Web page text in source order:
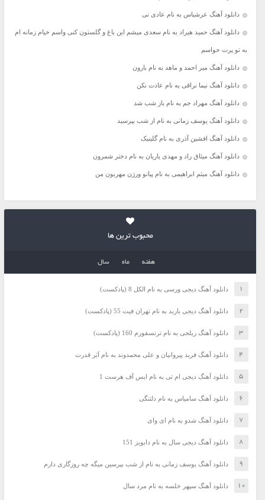
دانلود آهنگ عرشیاس به نام عادی نی
دانلود آهنگ حمید هیراد به نام سعدی میشم این باغ و گلستون کنی واسم خیام زمانه ام
به تو پرت حواسم
دانلود آهنگ میر احمد و ماهد به نام بارون
دانلود آهنگ نیما نراقی به نام عادت نکن
دانلود آهنگ مهراد جم به نام باز شب شد
دانلود آهنگ یوسف زمانی به نام از شب بپرسید
دانلود آهنگ افشین آذری به نام گلینیک
دانلود آهنگ میثاق راد و مهدی یاریان به نام دختر شمرون
دانلود آهنگ میثم ابراهیمی به نام پیانو ورژن مهربون من
محبوب ترین ها
هفته ماه سال
دانلود آهنگ دیجی ورسی به نام الکل 8 (پادکست)
دانلود آهنگ دیجی باربد به نام تهران فیت 55 (پادکست)
دانلود آهنگ ریلجی به نام ترنسفورم 160 (پادکست)
دانلود آهنگ فرید پیروانیان و علی محمدوند به نام اَبَر قدرت
دانلود آهنگ دیجی ام تی به نام ایس آف هرست 1
دانلود آهنگ سامیاس به نام دلتنگی
دانلود آهنگ شدو به نام ای وای
دانلود آهنگ دیجی سال به نام دابویز 151
دانلود آهنگ یوسف زمانی به نام از شب بپرسین میگه چه روزگاری دارم
دانلود آهنگ سپهر خلسه به نام مرد سال